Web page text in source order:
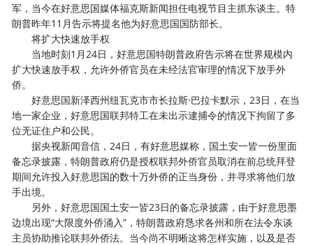
军，当今在好意思国媒体福克斯新闻担任电视节目主抓东谈主。特
朗普昨年11月告示将提名他为好意思国国防部长。
将扩大快速放手权
当地时刻1月24日，好意思国特朗普政府告示将在世界规模内
扩大快速放手权，允许外侨官员在未经法官审理的情况下放手外
侨。
好意思国新泽西州纽瓦克市市长拉斯·巴拉卡默示，23日，在当
地一家企业，好意思国联邦特工在未出示逮捕令的情况下拘留了多
位无证住户和公民。
据央视新闻音信，24日，有好意思媒称，国土安一皆一份里面
备忘录披露，特朗普政府仍是授权联邦外侨官员取消在前总统拜登
期间允许投入好意思国的数十万外侨的正当身份，并寻求将他们放
手出境。
另外，好意思国国土安一皆23日的备忘录披露，由于好意思墨
边境出现“大限度外侨涌入”，特朗普政府恳求各州和所在法令东谈
主员协助推论联邦外侨法。当今尚不明晰这将怎样实施，以及是否